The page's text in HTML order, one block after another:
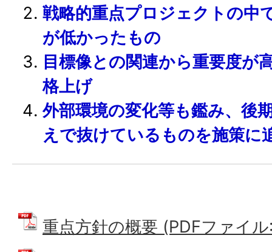
戦略的重点プロジェクトの中
が低かったもの
目標像との関連から重要度が
格上げ
外部環境の変化等も鑑み、後
えで抜けているものを施策に
重点方針の概要 (PDFファイ